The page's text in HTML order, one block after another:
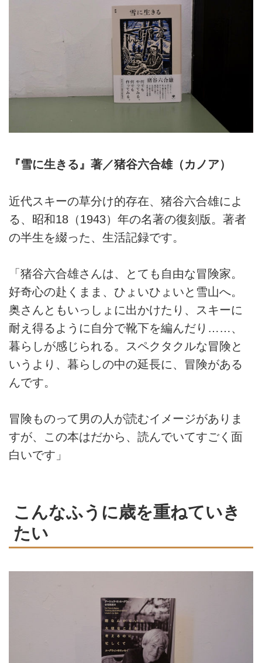
『雪に生きる』著／猪谷六合雄（カノア）
近代スキーの草分け的存在、猪谷六合雄によ
る、昭和18（1943）年の名著の復刻版。著者
の半生を綴った、生活記録です。
「猪谷六合雄さんは、とても自由な冒険家。
好奇心の赴くまま、ひょいひょいと雪山へ。
奥さんともいっしょに出かけたり、スキーに
耐え得るように自分で靴下を編んだり……、
暮らしが感じられる。スペクタクルな冒険と
いうより、暮らしの中の延長に、冒険がある
んです。
冒険ものって男の人が読むイメージがありま
すが、この本はだから、読んでいてすごく面
白いです」
こんなふうに歳を重ねていき
たい